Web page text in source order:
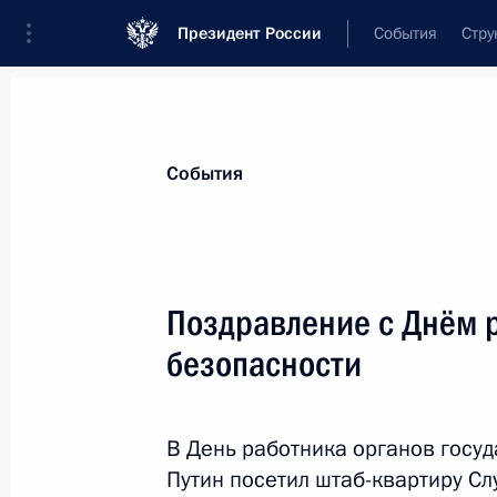
Президент России События
нагорно-карабахского
10 января 2021 года, 16:00
События
Поздравление с Днём
безопасности
В День работника органов
Путин посетил штаб-квартиру